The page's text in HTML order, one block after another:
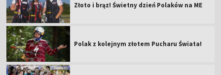
Złoto i brąz! Świetny dzień Polaków na ME
Polak z kolejnym złotem Pucharu Świata!